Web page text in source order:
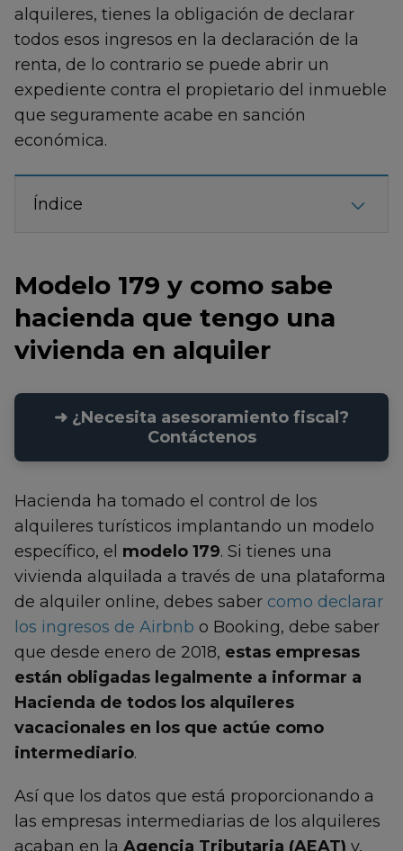
alquileres, tienes la obligación de declarar
todos esos ingresos en la declaración de la
renta, de lo contrario se puede abrir un
expediente contra el propietario del inmueble
que seguramente acabe en sanción
económica.
Índice
Modelo 179 y como sabe
hacienda que tengo una
vivienda en alquiler
➜ ¿Necesita asesoramiento fiscal?
Contáctenos
Hacienda ha tomado el control de los
alquileres turísticos implantando un modelo
específico, el modelo 179. Si tienes una
vivienda alquilada a través de una plataforma
de alquiler online, debes saber como declarar
los ingresos de Airbnb o Booking, debe saber
que desde enero de 2018, estas empresas
están obligadas legalmente a informar a
Hacienda de todos los alquileres
vacacionales en los que actúe como
intermediario.
Así que los datos que está proporcionando a
las empresas intermediarias de los alquileres
acaban en la Agencia Tributaria (AEAT) y,